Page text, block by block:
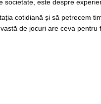
societate, este despre
cotidiană și să petrecem
de jocuri are ceva pentru